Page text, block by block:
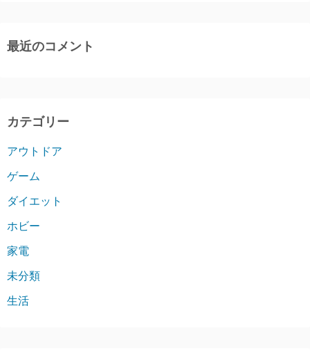
最近のコメント
カテゴリー
アウトドア
ゲーム
ダイエット
ホビー
家電
未分類
生活